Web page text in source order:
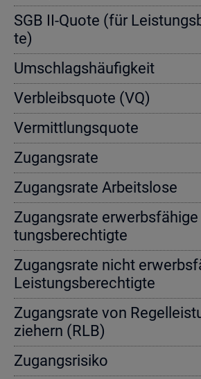
SGB II-Quote (für
te)
Um­schlags­häu­fig­keit
Ver­bleibs­quo­te (VQ)
Ver­mitt­lungs­quo­te
Zu­gangs­ra­te
Zu­gangs­ra­te Ar­beits­lo­se
Zu­gangs­ra­te
tungs­be­rech­tig­te
Zu­gangs­ra­te nicht
Leis­tungs­be­rech­tig­te
Zu­gangs­ra­te von
zie­hern (RLB)
Zu­gangs­ri­si­ko